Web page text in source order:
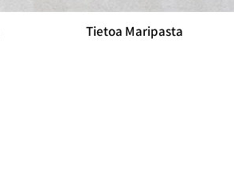
Tietoa Maripasta